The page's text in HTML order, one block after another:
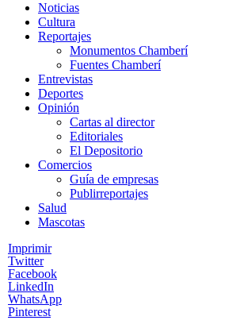
Noticias
Cultura
Reportajes
Monumentos Chamberí
Fuentes Chamberí
Entrevistas
Deportes
Opinión
Cartas al director
Editoriales
El Depositorio
Comercios
Guía de empresas
Publirreportajes
Salud
Mascotas
Imprimir
Twitter
Facebook
LinkedIn
WhatsApp
Pinterest